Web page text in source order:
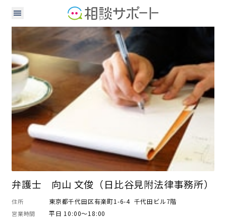
弁護士 向山 文俊（日比谷見附法律事務所）
住所 東京都千代田区有楽町1-6-4 千代田ビル7階
営業時間 平日 10:00～18:00